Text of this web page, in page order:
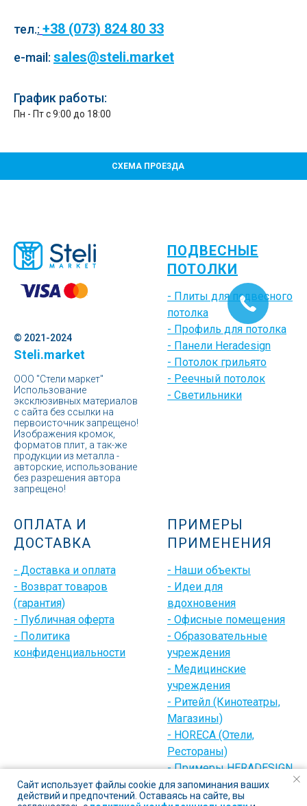
Сайт использует файлы cookie для запоминания ваших
действий и предпочтений. Оставаясь на сайте, вы
тел.: +38 (073) 824 80 33
e-mail: sales@steli.market
График работы:
Пн - Пт с 9:00 до 18:00
СХЕМА ПРОЕЗДА
© 2021-2024
Steli.market
ООО "Стели маркет"
Использование
эксклюзивных материалов
с сайта без ссылки на
первоисточник запрещено!
Изображения кромок,
форматов плит, а так-же
продукции из металла -
авторские, использование
без разрешения автора
запрещено!
ПОДВЕСНЫЕ
ПОТОЛКИ
- Плиты для подвесного
потолка
- Профиль для потолка
- Панели Heradesign
- Потолок грильято
- Реечный потолок
- Светильники
ОПЛАТА И
ДОСТАВКА
- Доставка и оплата
- Возврат товаров
(гарантия)
- Публичная оферта
- Политика
конфиденциальности
ПРИМЕРЫ
ПРИМЕНЕНИЯ
- Наши объекты
- Идеи для
вдохновения
- Офисные помещения
- Образовательные
учреждения
- Медицинские
учреждения
- Ритейл (Кинотеатры,
Магазины)
- HORECA (Отели,
Рестораны)
- Примеры HERADESIGN
(разное)